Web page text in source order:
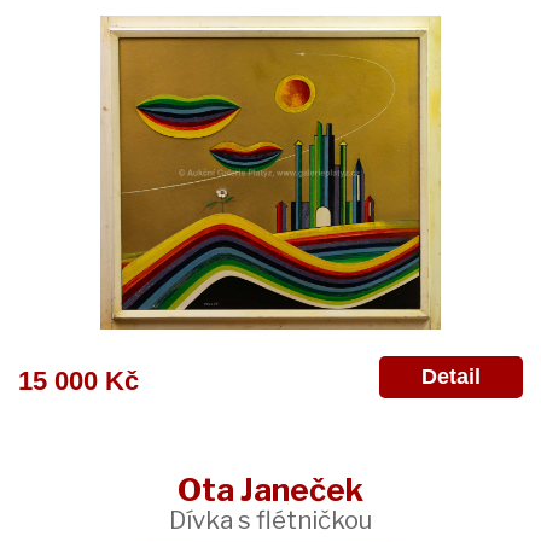
15 000 Kč Detail
Ota Janeček
Dívka s flétničkou